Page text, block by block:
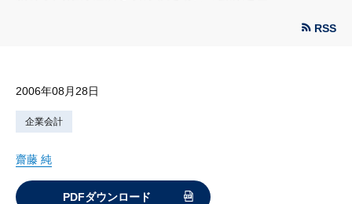
RSS
2006年08月28日
企業会計
齋藤 純
PDFダウンロード